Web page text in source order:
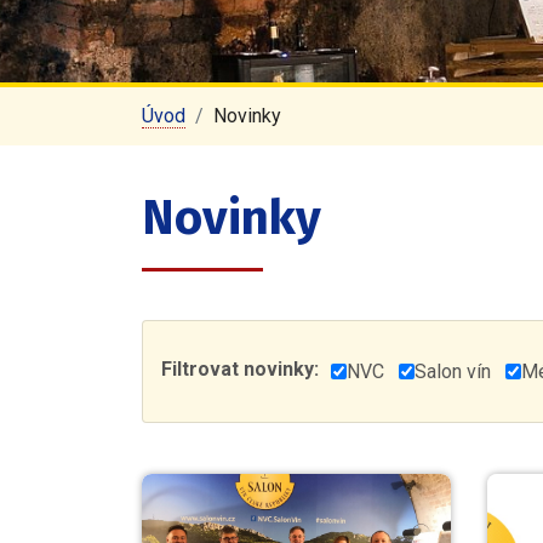
Úvod Novinky
Novinky
Filtrovat novinky: NVC Salon vín